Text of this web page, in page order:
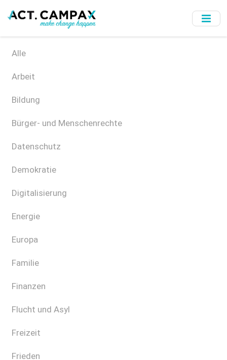
to
Alle
Arbeit
Bildung
Bürger- und Menschenrechte
Datenschutz
Demokratie
Digitalisierung
Energie
Europa
Familie
Finanzen
Flucht und Asyl
Freizeit
Frieden